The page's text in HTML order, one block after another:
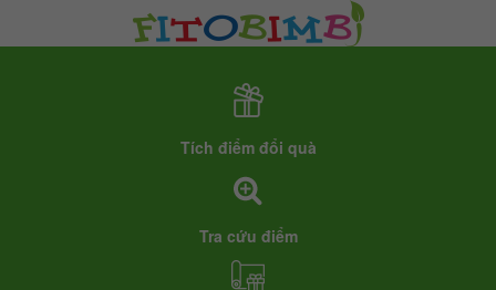
Tích điểm đổi quà
Tra cứu điểm